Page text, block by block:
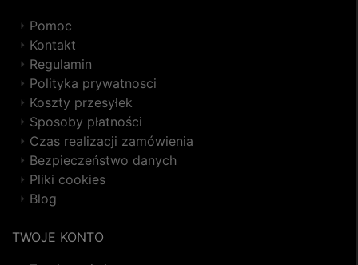
Pomoc
Kontakt
Regulamin
Polityka prywatnosci
Koszty przesyłek
Sposoby płatności
Czas realizacji zamówienia
Bezpieczeństwo danych
Pliki cookies
Blog
TWOJE KONTO